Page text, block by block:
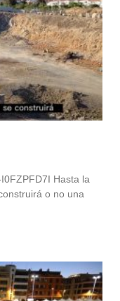
Hasta la
o no una